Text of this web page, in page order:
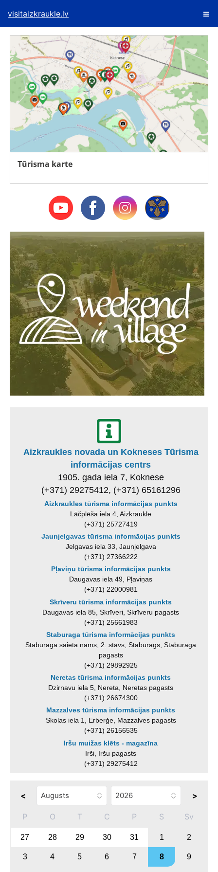
visitaizkraukle.lv
Tūrisma karte
Aizkraukles novada un Kokneses Tūrisma
informācijas centrs
1905. gada iela 7, Koknese
(+371) 29275412, (+371) 65161296
Aizkraukles tūrisma informācijas punkts
Lāčplēša iela 4, Aizkraukle
(+371) 25727419
Jaunjelgavas tūrisma informācijas punkts
Jelgavas iela 33, Jaunjelgava
(+371) 27366222
Pļaviņu tūrisma informācijas punkts
Daugavas iela 49, Pļaviņas
(+371) 22000981
Skrīveru tūrisma informācijas punkts
Daugavas iela 85, Skrīveri, Skrīveru pagasts
(+371) 25661983
Staburaga tūrisma informācijas punkts
Staburaga saieta nams, 2. stāvs, Staburags, Staburaga
pagasts
(+371) 29892925
Neretas tūrisma informācijas punkts
Dzirnavu iela 5, Nereta, Neretas pagasts
(+371) 26674300
Mazzalves tūrisma informācijas punkts
Skolas iela 1, Ērberģe, Mazzalves pagasts
(+371) 26156535
Iršu muižas klēts - magazīna
Irši, Iršu pagasts
(+371) 29275412
< >
P O T C P S Sv
27 28 29 30 31 1 2
3 4 5 6 7 8 9